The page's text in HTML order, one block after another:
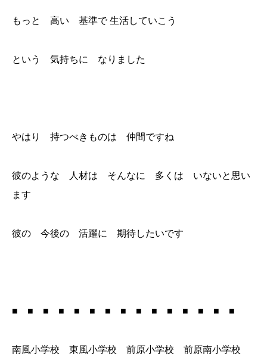
もっと 高い 基準で 生活していこう
という 気持ちに なりました
やはり 持つべきものは 仲間ですね
彼のような 人材は そんなに 多くは いないと思い
ます
彼の 今後の 活躍に 期待したいです
■ ■ ■ ■ ■ ■ ■ ■ ■ ■ ■ ■ ■ ■ ■
南風小学校 東風小学校 前原小学校 前原南小学校